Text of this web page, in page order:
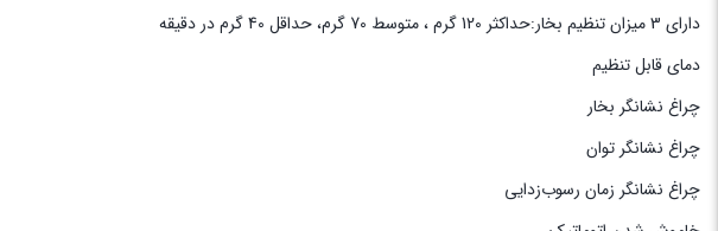
دارای 3 میزان تنظیم بخار:حداکثر 120 گرم ، متوسط 70 گرم، حداقل 40 گرم در دقیقه
دمای قابل تنظیم
چراغ نشانگر بخار
چراغ نشانگر توان
چراغ نشانگر زمان رسوب‌زدایی